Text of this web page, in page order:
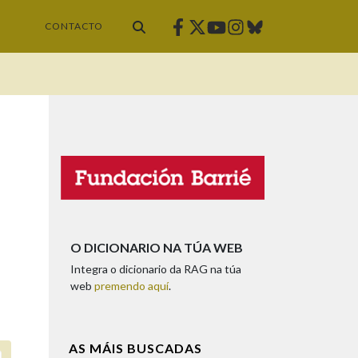
CONTACTO Facebook
Twitter
Youtube
Instagram
Bluesky
O DICIONARIO NA TÚA WEB
Integra o dicionario da RAG na túa
web premendo aquí.
AS MÁIS BUSCADAS